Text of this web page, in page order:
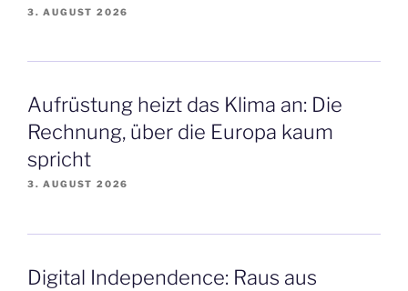
3. AUGUST 2026
Aufrüstung heizt das Klima an: Die
Rechnung, über die Europa kaum
spricht
3. AUGUST 2026
Digital Independence: Raus aus